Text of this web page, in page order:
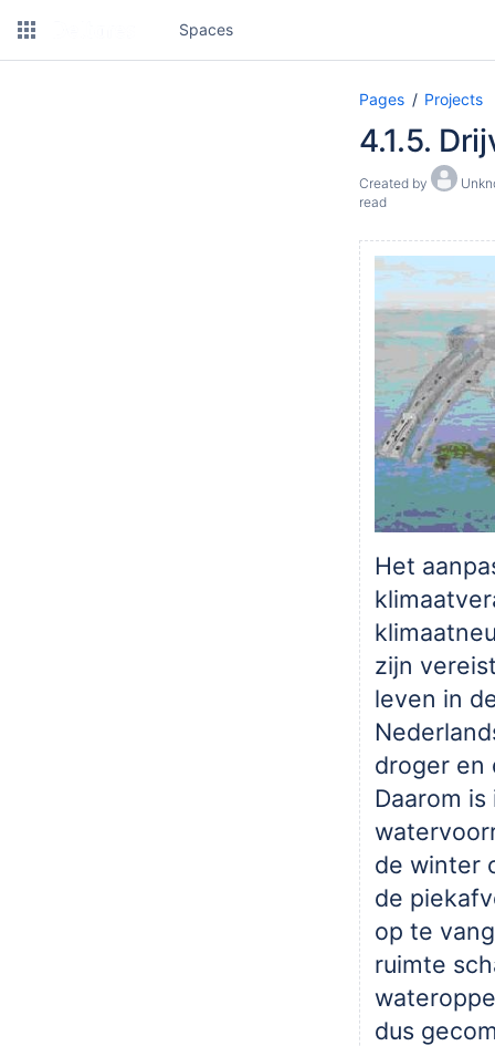
Spaces
Pages Projects
4.1.5.
Created by
read
Het
zijn
leven in
droger en
Daarom
de winter
de
op te
ruimte
dus